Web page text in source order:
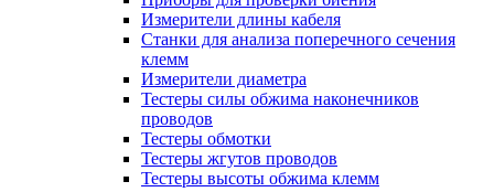
Измерители длины кабеля
Станки для анализа поперечного сечения
клемм
Измерители диаметра
Тестеры силы обжима наконечников
проводов
Тестеры обмотки
Тестеры жгутов проводов
Тестеры высоты обжима клемм